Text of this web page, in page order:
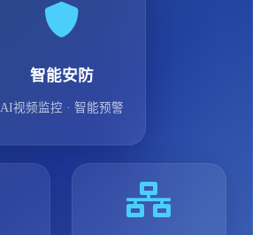
智能安防
AI视频监控 · 智能预警